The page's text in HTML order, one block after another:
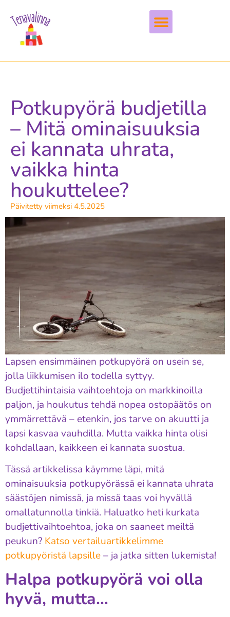
Potkupyörä budjetilla
– Mitä ominaisuuksia
ei kannata uhrata,
vaikka hinta
houkuttelee?
Päivitetty viimeksi 4.5.2025
Lapsen ensimmäinen potkupyörä on usein se,
jolla liikkumisen ilo todella syttyy.
Budjettihintaisia vaihtoehtoja on markkinoilla
paljon, ja houkutus tehdä nopea ostopäätös on
ymmärrettävä – etenkin, jos tarve on akuutti ja
lapsi kasvaa vauhdilla. Mutta vaikka hinta olisi
kohdallaan, kaikkeen ei kannata suostua.
Tässä artikkelissa käymme läpi, mitä
ominaisuuksia potkupyörässä ei kannata uhrata
säästöjen nimissä, ja missä taas voi hyvällä
omallatunnolla tinkiä. Haluatko heti kurkata
budjettivaihtoehtoa, joka on saaneet meiltä
peukun? Katso vertailuartikkelimme
potkupyöristä lapsille– ja jatka sitten lukemista!
Halpa potkupyörä voi olla
hyvä, mutta…